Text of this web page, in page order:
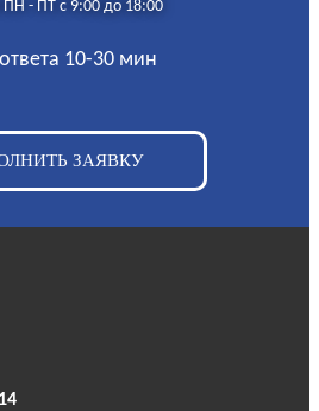
- ПТ с 9:00 до 18:00
10-30 мин
ЗАЯВКУ